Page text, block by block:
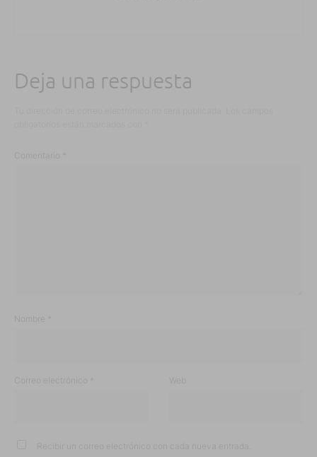
Deja una respuesta
Comentario
Nombre
Correo electrónico Web
Recibir un correo electrónico con cada nueva entrada.